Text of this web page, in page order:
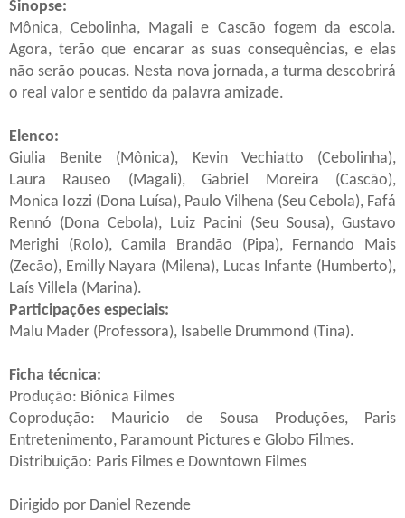
Sinopse:
Mônica, Cebolinha, Magali e Cascão fogem da escola.
Agora, terão que encarar as suas consequências, e elas
não serão poucas. Nesta nova jornada, a turma descobrirá
o real valor e sentido da palavra amizade.
Elenco:
Giulia Benite (Mônica), Kevin Vechiatto (Cebolinha),
Laura Rauseo (Magali), Gabriel Moreira (Cascão),
Monica Iozzi (Dona Luísa), Paulo Vilhena (Seu Cebola), Fafá
Rennó (Dona Cebola), Luiz Pacini (Seu Sousa), Gustavo
Merighi (Rolo), Camila Brandão (Pipa), Fernando Mais
(Zecão), Emilly Nayara (Milena), Lucas Infante (Humberto),
Laís Villela (Marina).
Participações especiais:
Malu Mader (Professora), Isabelle Drummond (Tina).
Ficha técnica:
Produção: Biônica Filmes
Coprodução: Mauricio de Sousa Produções, Paris
Entretenimento, Paramount Pictures e Globo Filmes.
Distribuição: Paris Filmes e Downtown Filmes
Dirigido por Daniel Rezende